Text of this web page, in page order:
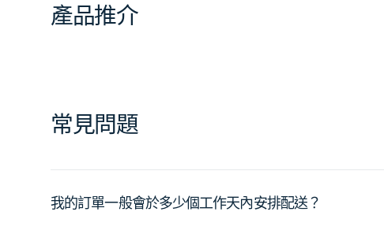
產品推介
常見問題
我的訂單一般會於多少個工作天內安排配送？